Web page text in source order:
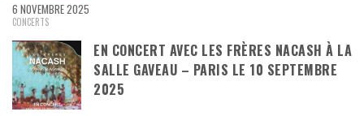
6 NOVEMBRE 2025
CONCERTS
EN CONCERT AVEC LES FRÈRES NACASH À LA
SALLE GAVEAU – PARIS LE 10 SEPTEMBRE
2025